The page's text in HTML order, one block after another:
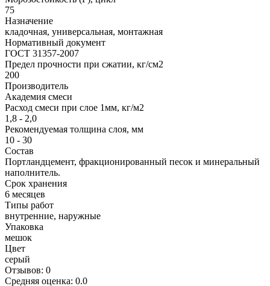
75
Назначение
кладочная, универсальная, монтажная
Нормативный документ
ГОСТ 31357-2007
Предел прочности при сжатии, кг/см2
200
Производитель
Академия смеси
Расход смеси при слое 1мм, кг/м2
1,8 - 2,0
Рекомендуемая толщина слоя, мм
10 - 30
Состав
Портландцемент, фракционированный песок и минеральный
наполнитель.
Срок хранения
6 месяцев
Типы работ
внутренние, наружные
Упаковка
мешок
Цвет
cерый
Отзывов: 0
Средняя оценка: 0.0